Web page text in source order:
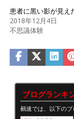
患者に黒い影が見え
2018年12月4日
不思議体験
ブログランキ
鵺速では、以下のブ